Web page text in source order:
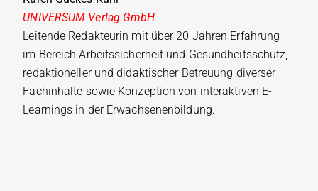
UNIVERSUM Verlag GmbH
Leitende Redakteurin mit über 20 Jahren Erfahrung
im Bereich Arbeitssicherheit und Gesundheitsschutz,
redaktioneller und didaktischer Betreuung diverser
Fachinhalte sowie Konzeption von interaktiven E-
Learnings in der Erwachsenenbildung.